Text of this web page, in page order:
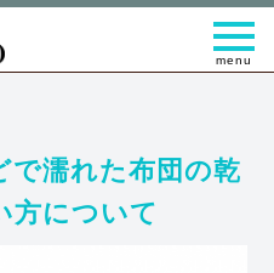
t
o
g
a
v
で濡れた布団の乾
方について